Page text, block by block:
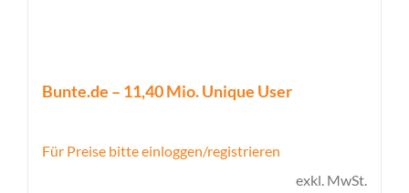
Bunte.de – 11,40 Mio. Unique User
Für Preise bitte einloggen/registrieren
exkl. MwSt.